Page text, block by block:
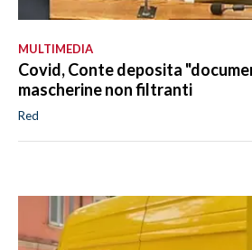
MULTIMEDIA
Covid, Conte deposita
mascherine non filtranti
Red